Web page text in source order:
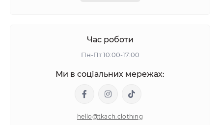
Час роботи
Пн-Пт 10:00-17:00
Ми в соціальних мережах:
hello@tkach.clothing